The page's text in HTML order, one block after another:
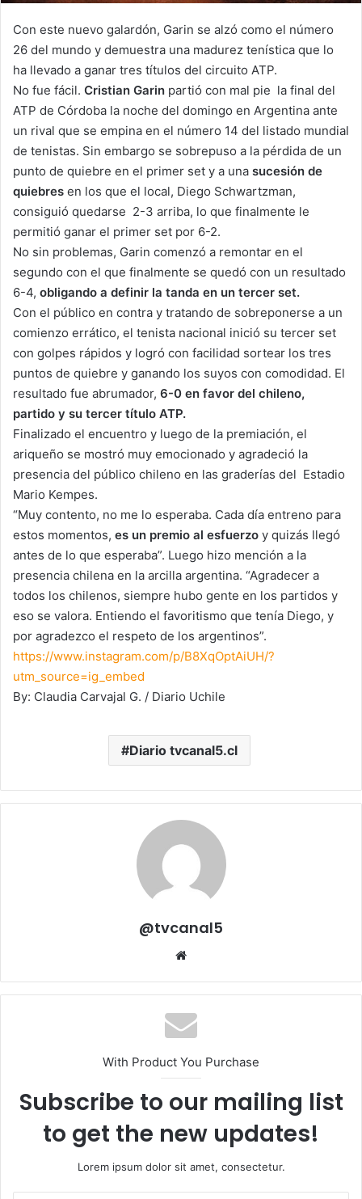
Con este nuevo galardón, Garin se alzó como el número
26 del mundo y demuestra una madurez tenística que lo
ha llevado a ganar tres títulos del circuito ATP.
No fue fácil. Cristian Garin partió con mal pie la final del
ATP de Córdoba la noche del domingo en Argentina ante
un rival que se empina en el número 14 del listado mundial
de tenistas. Sin embargo se sobrepuso a la pérdida de un
punto de quiebre en el primer set y a una sucesión de
quiebres en los que el local, Diego Schwartzman,
consiguió quedarse 2-3 arriba, lo que finalmente le
permitió ganar el primer set por 6-2.
No sin problemas, Garin comenzó a remontar en el
segundo con el que finalmente se quedó con un resultado
6-4, obligando a definir la tanda en un tercer set.
Con el público en contra y tratando de sobreponerse a un
comienzo errático, el tenista nacional inició su tercer set
con golpes rápidos y logró con facilidad sortear los tres
puntos de quiebre y ganando los suyos con comodidad. El
resultado fue abrumador, 6-0 en favor del chileno,
partido y su tercer título ATP.
Finalizado el encuentro y luego de la premiación, el
ariqueño se mostró muy emocionado y agradeció la
presencia del público chileno en las graderías del Estadio
Mario Kempes.
“Muy contento, no me lo esperaba. Cada día entreno para
estos momentos, es un premio al esfuerzo y quizás llegó
antes de lo que esperaba”. Luego hizo mención a la
presencia chilena en la arcilla argentina. “Agradecer a
todos los chilenos, siempre hubo gente en los partidos y
eso se valora. Entiendo el favoritismo que tenía Diego, y
por agradezco el respeto de los argentinos”.
https://www.instagram.com/p/B8XqOptAiUH/?
utm_source=ig_embed
By: Claudia Carvajal G. / Diario Uchile
Diario tvcanal5.cl
@tvcanal5
With Product You Purchase
Subscribe to our mailing list
to get the new updates!
Lorem ipsum dolor sit amet, consectetur.